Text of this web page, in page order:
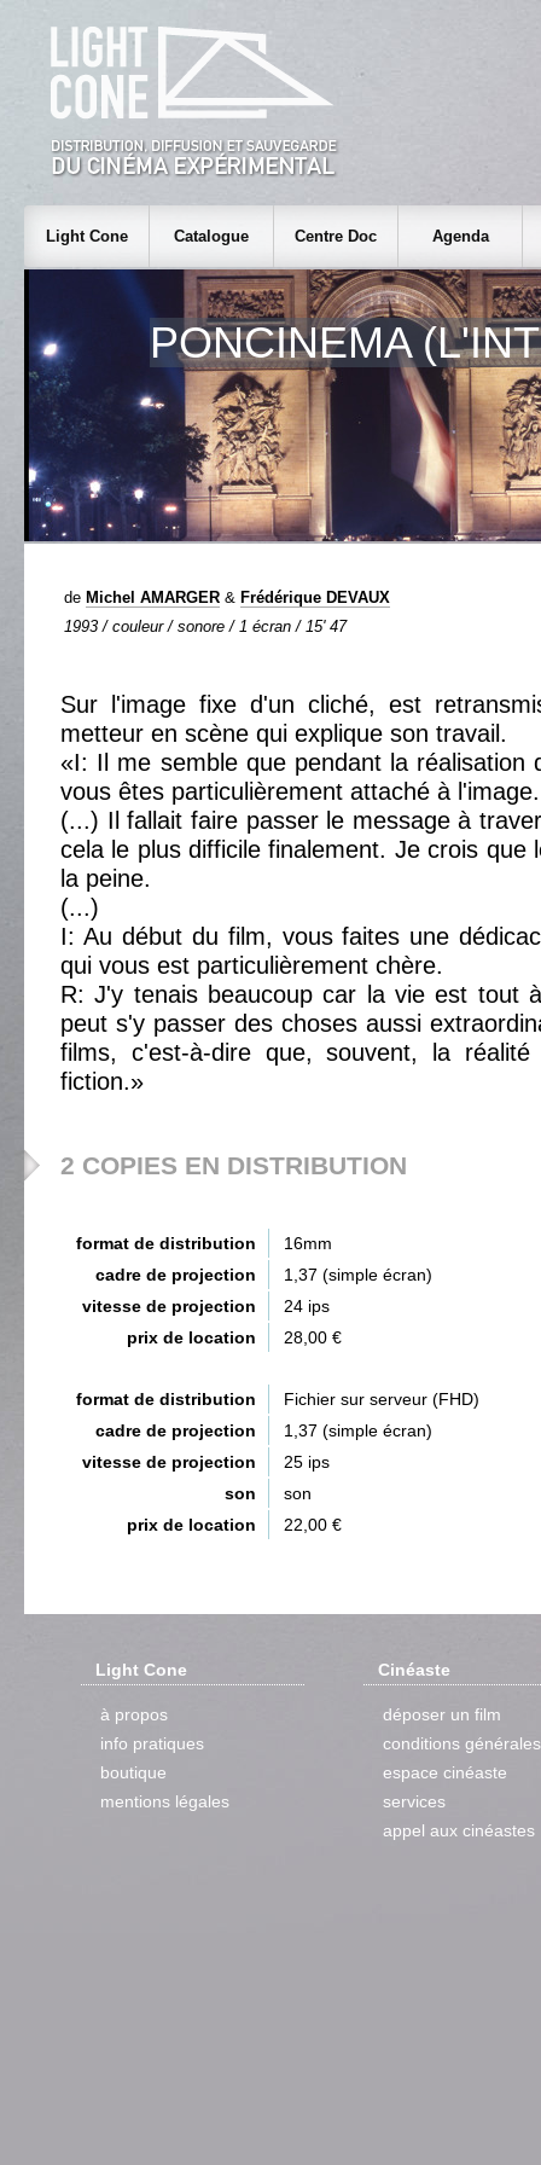
Light Cone Catalogue Centre Doc Agenda
PONCINEMA
de Michel AMARGER & Frédérique DEVAUX
1993 / couleur / sonore / 1 écran / 15' 47
Sur l'image fixe d'un cliché, est
metteur en scène qui explique son travail.
«I: Il me semble que pendant la réalisation
vous êtes particulièrement attaché à l'image.
(...) Il fallait faire passer le message à
cela le plus difficile finalement. Je crois que
la peine.
(...)
I: Au début du film, vous faites une
qui vous est particulièrement chère.
R: J'y tenais beaucoup car la vie est tout
peut s'y passer des choses aussi
films, c'est-à-dire que, souvent, la
fiction.»
2 COPIES EN DISTRIBUTION
format de distribution
16mm
cadre de projection
1,37 (simple écran)
vitesse de projection
24 ips
prix de location
28,00 €
format de distribution
Fichier sur serveur (FHD)
cadre de projection
1,37 (simple écran)
vitesse de projection
25 ips
son
son
prix de location
22,00 €
Light Cone
à propos
info pratiques
boutique
mentions légales
Cinéaste
déposer un film
conditions générales
espace cinéaste
services
appel aux cinéastes